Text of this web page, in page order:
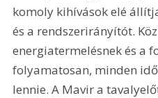
komoly kihívások elé
és a rendszerirányítót.
energiatermelésnek és a
folyamatosan, minden
lennie. A Mavir a